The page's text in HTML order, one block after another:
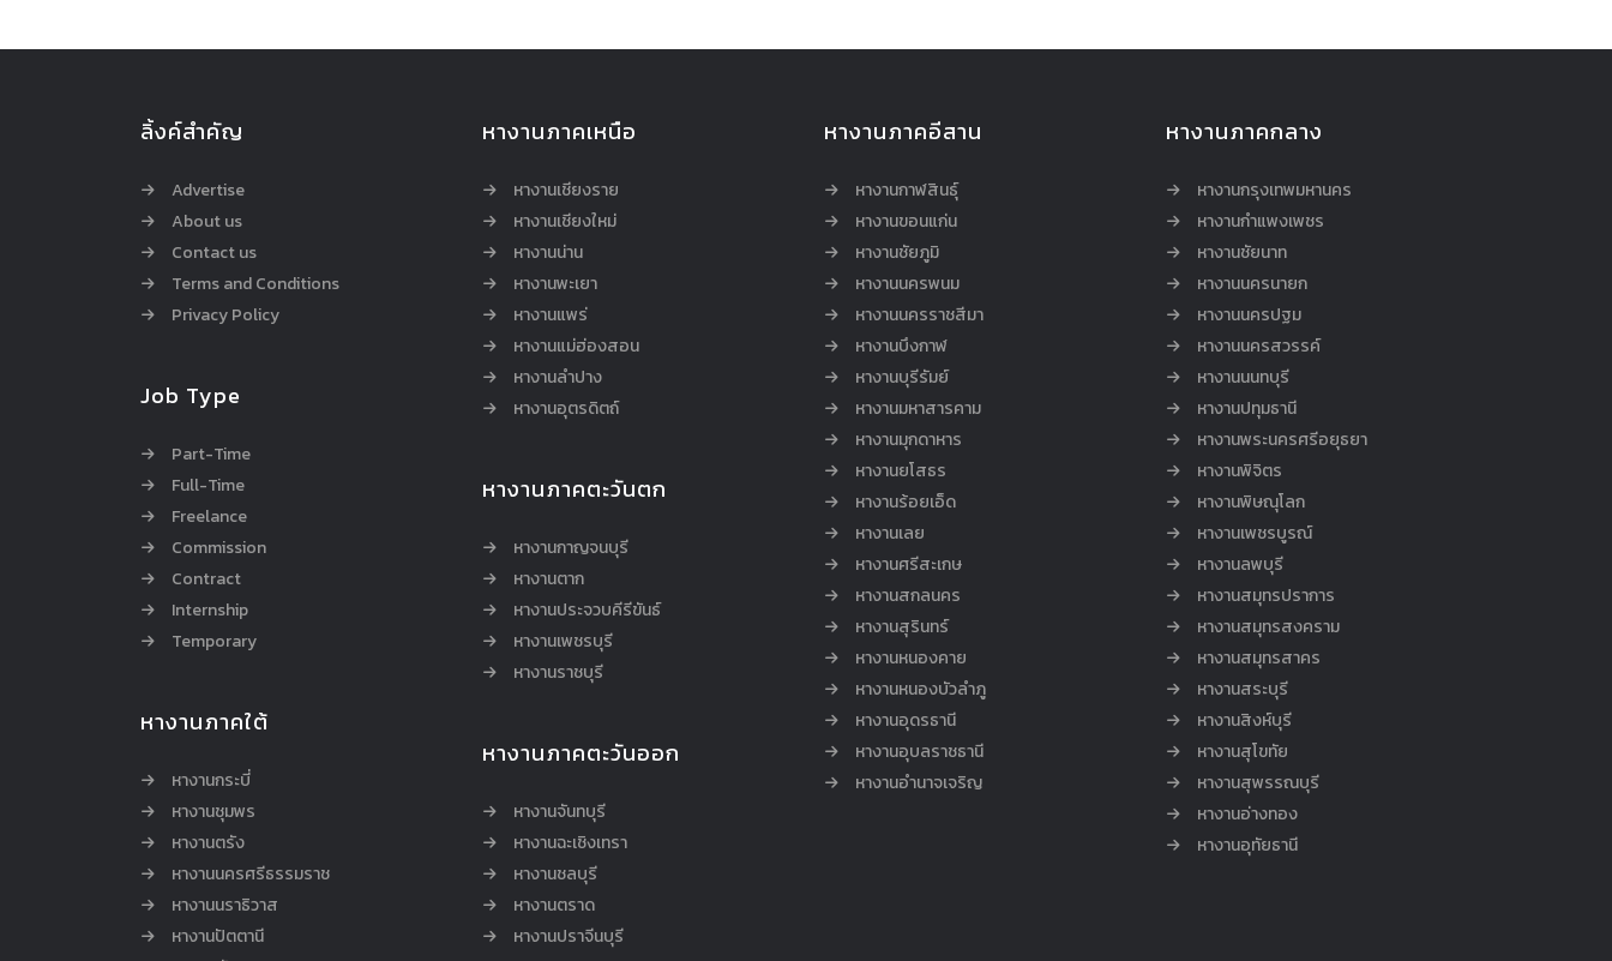
ลิ้งค์สำคัญ
Advertise
About us
Contact us
Terms and Conditions
Privacy Policy
Job Type
Part-Time
Full-Time
Freelance
Commission
Contract
Internship
Temporary
หางานภาคใต้
หางานกระบี่
หางานชุมพร
หางานตรัง
หางานนครศรีธรรมราช
หางานนราธิวาส
หางานปัตตานี
หางานภาคเหนือ
หางานเชียงราย
หางานเชียงใหม่
หางานน่าน
หางานพะเยา
หางานแพร่
หางานแม่ฮ่องสอน
หางานลำปาง
หางานอุตรดิตถ์
หางานภาคตะวันตก
หางานกาญจนบุรี
หางานตาก
หางานประจวบคีรีขันธ์
หางานเพชรบุรี
หางานราชบุรี
หางานภาคตะวันออก
หางานจันทบุรี
หางานฉะเชิงเทรา
หางานชลบุรี
หางานตราด
หางานปราจีนบุรี
หางานภาคอีสาน
หางานกาฬสินธุ์
หางานขอนแก่น
หางานชัยภูมิ
หางานนครพนม
หางานนครราชสีมา
หางานบึงกาฬ
หางานบุรีรัมย์
หางานมหาสารคาม
หางานมุกดาหาร
หางานยโสธร
หางานร้อยเอ็ด
หางานเลย
หางานศรีสะเกษ
หางานสกลนคร
หางานสุรินทร์
หางานหนองคาย
หางานหนองบัวลำภู
หางานอุดรธานี
หางานอุบลราชธานี
หางานอำนาจเจริญ
หางานภาคกลาง
หางานกรุงเทพมหานคร
หางานกำแพงเพชร
หางานชัยนาท
หางานนครนายก
หางานนครปฐม
หางานนครสวรรค์
หางานนนทบุรี
หางานปทุมธานี
หางานพระนครศรีอยุธยา
หางานพิจิตร
หางานพิษณุโลก
หางานเพชรบูรณ์
หางานลพบุรี
หางานสมุทรปราการ
หางานสมุทรสงคราม
หางานสมุทรสาคร
หางานสระบุรี
หางานสิงห์บุรี
หางานสุโขทัย
หางานสุพรรณบุรี
หางานอ่างทอง
หางานอุทัยธานี